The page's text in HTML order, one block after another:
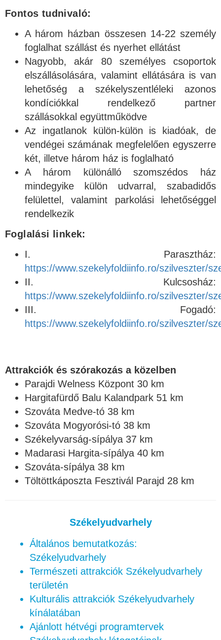
Fontos tudnivaló:
A három házban összesen 14-22 személy
foglalhat szállást és nyerhet ellátást
Nagyobb, akár 80 személyes csoportok
elszállásolására, valamint ellátására is van
lehetőség a székelyszentléleki azonos
kondíciókkal rendelkező partner
szállásokkal együttműködve
Az ingatlanok külön-külön is kiadóak, de
vendégei számának megfelelően egyszerre
két, illetve három ház is foglalható
A három különálló szomszédos ház
mindegyike külön udvarral, szabadidős
felülettel, valamint parkolási lehetőséggel
rendelkezik
Foglalási linkek:
I. Parasztház:
https://www.szekelyfoldiinfo.ro/szilveszter/
II. Kulcsosház:
https://www.szekelyfoldiinfo.ro/szilveszter/
III. Fogadó:
https://www.szekelyfoldiinfo.ro/szilveszter/
Attrakciók és szórakozás a közelben
Parajdi Welness Központ 30 km
Hargitafürdő Balu Kalandpark 51 km
Szováta Medve-tó 38 km
Szováta Mogyorósi-tó 38 km
Székelyvarság-sípálya 37 km
Madarasi Hargita-sípálya 40 km
Szováta-sípálya 38 km
Töltöttkáposzta Fesztivál Parajd 28 km
Székelyudvarhely
Általános bemutatkozás:
Székelyudvarhely
Természeti attrakciók Székelyudvarhely
területén
Kulturális attrakciók Székelyudvarhely
kínálatában
Ajánlott hétvégi programtervek